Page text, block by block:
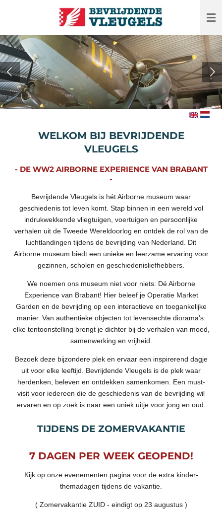
de
hoofdinhoud
WELKOM BIJ BEVRIJDENDE
VLEUGELS
- DE WW2 AIRBORNE EXPERIENCE VAN BRABANT
-
Bevrijdende Vleugels is hét Airborne museum waar
geschiedenis tot leven komt. Stap binnen in een wereld vol
indrukwekkende vliegtuigen, voertuigen en persoonlijke
verhalen uit de Tweede Wereldoorlog en ontdek de rol van de
luchtlandingen tijdens de bevrijding van Nederland. Dit
Airborne museum biedt een unieke en leerzame ervaring voor
gezinnen, scholen en geschiedenisliefhebbers.
We noemen ons museum niet voor niets: Dé Airborne
Experience van Brabant! Hier beleef je Operatie Market
Garden en de bevrijding op een interactieve en toegankelijke
manier. Van authentieke objecten tot levensechte diorama’s:
elke tentoonstelling brengt je dichter bij de verhalen van moed,
samenwerking en vrijheid.
Bezoek deze bijzondere plek en ervaar een inspirerend dagje
uit voor elke leeftijd. Bevrijdende Vleugels is de plek waar
herdenken, beleven en ontdekken samenkomen. Een must-
visit voor iedereen die de geschiedenis van de bevrijding wil
ervaren en op zoek is naar een uniek uitje voor jong en oud.
TIJDENS DE ZOMERVAKANTIE
7 DAGEN PER WEEK GEOPEND!
Kijk op onze evenementen pagina voor de extra kinder-
themadagen tijdens de vakantie.
( Zomervakantie ZUID - eindigt op 23 augustus )